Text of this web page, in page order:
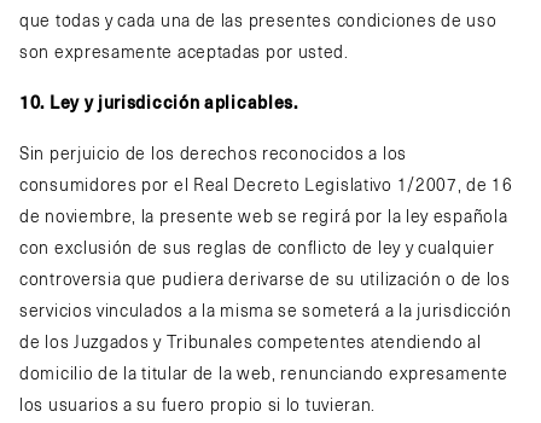
que todas y cada una de las presentes condiciones de uso
son expresamente aceptadas por usted.
10. Ley y jurisdicción aplicables.
Sin perjuicio de los derechos reconocidos a los
consumidores por el Real Decreto Legislativo 1/2007, de 16
de noviembre, la presente web se regirá por la ley española
con exclusión de sus reglas de conflicto de ley y cualquier
controversia que pudiera derivarse de su utilización o de los
servicios vinculados a la misma se someterá a la jurisdicción
de los Juzgados y Tribunales competentes atendiendo al
domicilio de la titular de la web, renunciando expresamente
los usuarios a su fuero propio si lo tuvieran.